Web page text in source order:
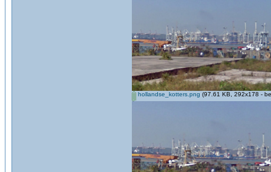
hollandse_kotters.png (97.61 KB, 292x178 -